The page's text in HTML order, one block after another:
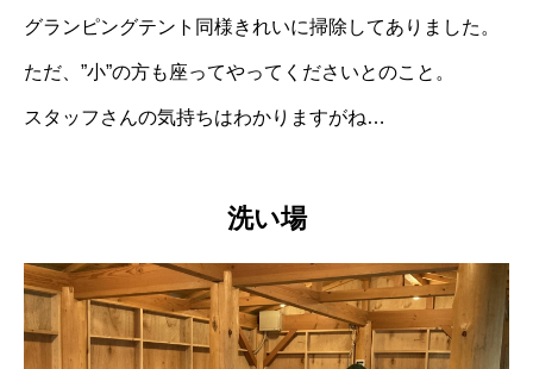
グランピングテント同様きれいに掃除してありました。
ただ、”小”の方も座ってやってくださいとのこと。
スタッフさんの気持ちはわかりますがね…
洗い場